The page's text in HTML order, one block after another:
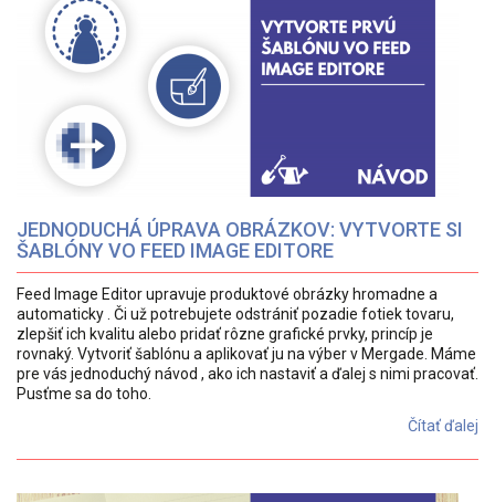
JEDNODUCHÁ ÚPRAVA OBRÁZKOV: VYTVORTE SI
ŠABLÓNY VO FEED IMAGE EDITORE
Feed Image Editor upravuje produktové obrázky hromadne a
automaticky . Či už potrebujete odstrániť pozadie fotiek tovaru,
zlepšiť ich kvalitu alebo pridať rôzne grafické prvky, princíp je
rovnaký. Vytvoriť šablónu a aplikovať ju na výber v Mergade. Máme
pre vás jednoduchý návod , ako ich nastaviť a ďalej s nimi pracovať.
Pusťme sa do toho.
Čítať ďalej